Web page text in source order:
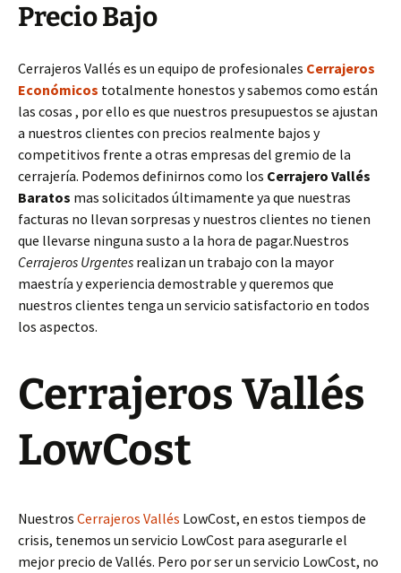
Precio Bajo
Cerrajeros Vallés es un equipo de profesionales Cerrajeros
Económicos totalmente honestos y sabemos como están
las cosas , por ello es que nuestros presupuestos se ajustan
a nuestros clientes con precios realmente bajos y
competitivos frente a otras empresas del gremio de la
cerrajería. Podemos definirnos como los Cerrajero Vallés
Baratos mas solicitados últimamente ya que nuestras
facturas no llevan sorpresas y nuestros clientes no tienen
que llevarse ninguna susto a la hora de pagar.Nuestros
Cerrajeros Urgentes realizan un trabajo con la mayor
maestría y experiencia demostrable y queremos que
nuestros clientes tenga un servicio satisfactorio en todos
los aspectos.
Cerrajeros Vallés
LowCost
Nuestros Cerrajeros Vallés LowCost, en estos tiempos de
crisis, tenemos un servicio LowCost para asegurarle el
mejor precio de Vallés. Pero por ser un servicio LowCost, no